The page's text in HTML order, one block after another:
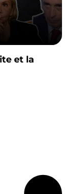
et la